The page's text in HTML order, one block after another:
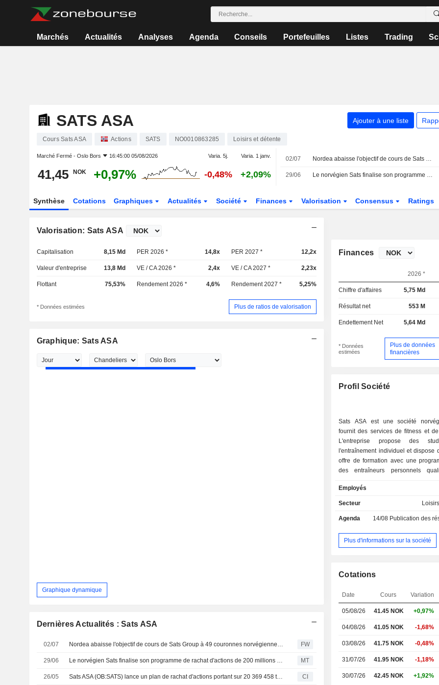
Marchés Actualités Analyses Agenda Conseils Portefeuilles Listes Trading
SATS ASA Ajouter à une liste
Cours Sats ASA Actions SATS NO0010863285 Loisirs et détente
Marché Fermé - Oslo Bors 16:45:00 05/08/2026 Varia. 5j. Varia. 1 janv.
41,45 NOK +0,97% -0,48% +2,09%
02/07 Nordea abaisse l'objectif de cours de Sats Group à 49 couronnes norvégiennes (contre 50), maintient sa recommandation à l'achat
29/06 Le norvégien Sats finalise son programme de rachat d'actions de 200 millions de NOK
Synthèse Cotations Graphiques Actualités Société Finances Valorisation Consensus Ratings
Valorisation: Sats ASA
Capitalisation 8,15 Md PER 2026 * 14,8x PER 2027 * 12,2x
Valeur d'entreprise 13,8 Md VE / CA 2026 * 2,4x VE / CA 2027 * 2,23x
Flottant 75,53% Rendement 2026 * 4,6% Rendement 2027 * 5,25%
* Données estimées Plus de ratios de valorisation
Graphique: Sats ASA
Graphique dynamique
Dernières Actualités : Sats ASA
02/07 Nordea abaisse l'objectif de cours de Sats Group à 49 couronnes norvégiennes (contre 50), maintient sa recommandation à l'achat FW
29/06 Le norvégien Sats finalise son programme de rachat d'actions de 200 millions de NOK MT
26/05 Sats ASA (OB:SATS) lance un plan de rachat d'actions portant sur 20 369 458 titres, soit 10 % de son capital social, conformément à l'autorisation du 5 mai 2026 CI
Finances
2026 *
Chiffre d'affaires 5,75 Md
Résultat net 553 M
Endettement Net 5,64 Md
* Données
estimées
Plus de données
financières
Profil Société
Sats ASA est une société
fournit des services de fitness et
L'entreprise propose des
l'entraînement individuel et dispose
offre de formation avec une
des entraîneurs personnels
individuel. L'entreprise se concentre
sur le soutien des membres en
ligne et des outils numériques.
en Suède et en Finlande.
Employés
Secteur
Agenda 14/08 Publication des résultats
Plus d'informations sur la société
Cotations
Date Cours Variation
05/08/26 41.45 NOK +0,97%
04/08/26 41.05 NOK -1,68%
03/08/26 41.75 NOK -0,48%
31/07/26 41.95 NOK -1,18%
30/07/26 42.45 NOK +1,92%